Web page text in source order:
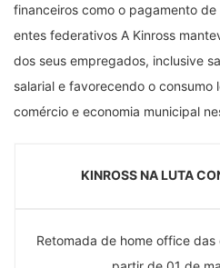
financeiros como o pagamento
entes federativos A Kinross
dos seus empregados, inclusive
salarial e favorecendo o
comércio e economia municipal
KINROSS NA LUTA
Retomada de home office